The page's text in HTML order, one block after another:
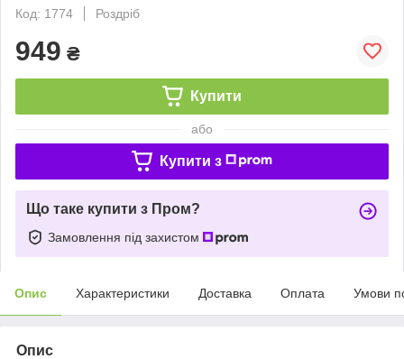
Код: 1774
Роздріб
949 ₴
Купити
або
Купити з
Що таке купити з Пром?
Замовлення під захистом
Опис Характеристики Доставка Оплата Умови
Опис